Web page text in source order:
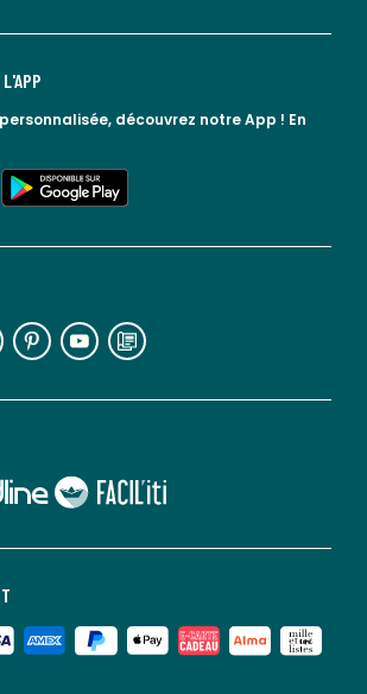
lien vers Faciliti
lien vers l'espace réseaux sociaux lien vers l'espace réseaux sociaux lien vers le blog la redoute
découvrez notre App ! En
lien vers google play